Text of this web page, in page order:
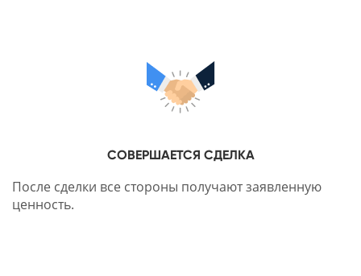
СОВЕРШАЕТСЯ СДЕЛКА
После сделки все стороны получают заявленную
ценность.